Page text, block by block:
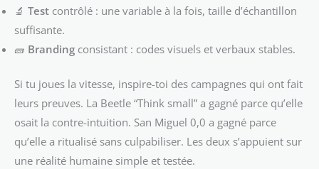
🔬 Test contrôlé : une variable à la fois, taille d’échantillon
suffisante.
🧱 Branding consistant : codes visuels et verbaux stables.
Si tu joues la vitesse, inspire-toi des campagnes qui ont fait
leurs preuves. La Beetle “Think small” a gagné parce qu’elle
osait la contre-intuition. San Miguel 0,0 a gagné parce
qu’elle a ritualisé sans culpabiliser. Les deux s’appuient sur
une réalité humaine simple et testée.